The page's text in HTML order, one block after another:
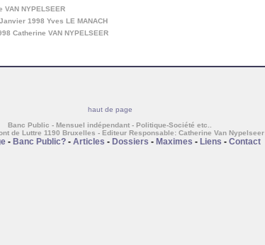
NYPELSEER
1998 Yves LE MANACH
Catherine VAN NYPELSEER
haut de page
Banc Public - Mensuel indépendant - Politique-Société etc..
de Luttre 1190 Bruxelles - Editeur Responsable: Catherine Van Nypelseer
- Banc Public? - Articles - Dossiers - Maximes - Liens - Contact